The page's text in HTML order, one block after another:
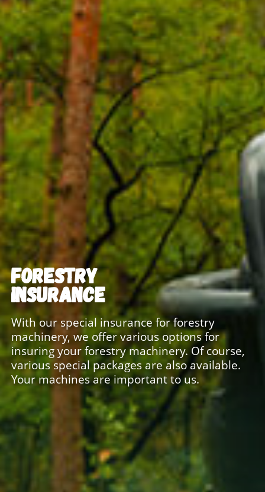
With our special insurance for forestry
machinery, we offer various options for
insuring your forestry machinery. Of course,
various special packages are also available.
Your machines are important to us.
FORESTRY
INSURANCE